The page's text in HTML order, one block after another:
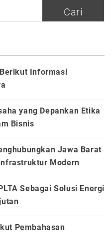
Informasi
yang Depankan Etika
Bisnis
Jawa Barat
Modern
Sebagai Solusi Energi
Pembahasan